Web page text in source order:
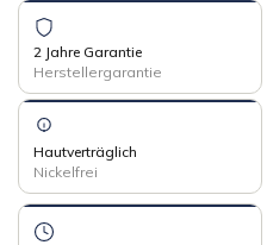
2 Jahre Garantie
Herstellergarantie
Hautverträglich
Nickelfrei